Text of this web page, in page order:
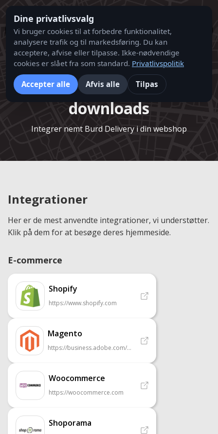
Integrationer og
downloads
Integrer nemt Burd Delivery i din webshop
Integrationer
Her er de mest anvendte integrationer, vi understøtter.
Klik på dem for at besøge deres hjemmeside.
E-commerce
Shopify
https://www.shopify.com
Magento
https://business.adobe.com/products/commerce.html
Woocommerce
https://woocommerce.com
Shoporama
Dine privatlivsvalg
Vi bruger cookies til at forbedre funktionalitet,
analysere trafik og til markedsføring. Du kan
acceptere, afvise eller tilpasse. Ikke-nødvendige
cookies er slået fra som standard. Privatlivspolitik
Accepter alle Afvis alle Tilpas